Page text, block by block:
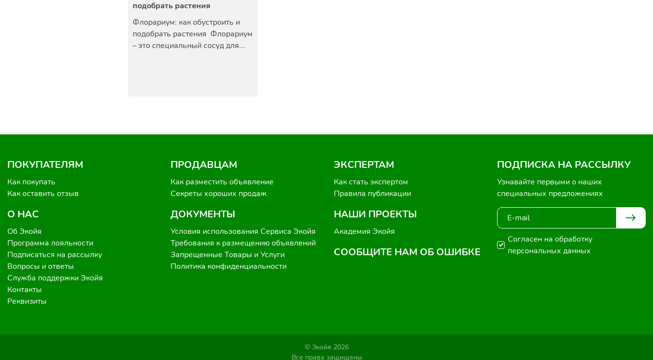
подобрать растения
Флорариум: как обустроить и
подобрать растения Флорариум
– это специальный сосуд для...
ПОКУПАТЕЛЯМ
Как покупать
Как оставить отзыв
О НАС
Об Экойя
Программа лояльности
Подписаться на рассылку
Вопросы и ответы
Служба поддержки Экойя
Контакты
Реквизиты
ПРОДАВЦАМ
Как разместить объявление
Секреты хороших продаж
ДОКУМЕНТЫ
Условия использования Сервиса Экойя
Требования к размещению объявлений
Запрещенные Товары и Услуги
Политика конфиденциальности
ЭКСПЕРТАМ
Как стать экспертом
Правила публикации
НАШИ ПРОЕКТЫ
Академия Экойя
СООБЩИТЕ НАМ ОБ ОШИБКЕ
ПОДПИСКА НА РАССЫЛКУ
Узнавайте первыми о наших
специальных предложениях
Согласен на обработку
персональных данных
© Экойя 2026
Все права защищены